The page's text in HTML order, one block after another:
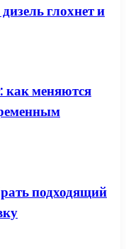
глохнет и
как меняются
подходящий